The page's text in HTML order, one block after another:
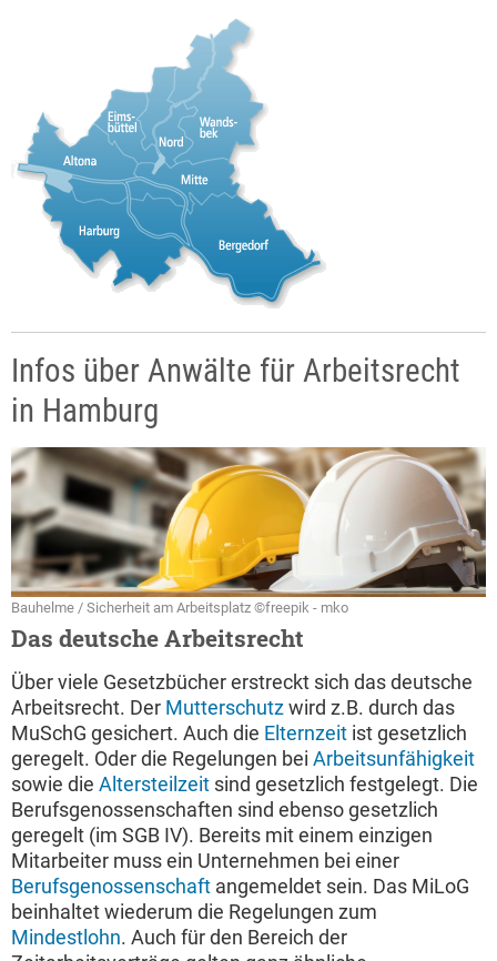
Infos über Anwälte für Arbeitsrecht
in Hamburg
Bauhelme / Sicherheit am Arbeitsplatz ©freepik - mko
Das deutsche Arbeitsrecht
Über viele Gesetzbücher erstreckt sich das deutsche
Arbeitsrecht. Der Mutterschutzwird z.B. durch das
MuSchG gesichert. Auch die Elternzeit ist gesetzlich
geregelt. Oder die Regelungen bei Arbeitsunfähigkeit
sowie die Altersteilzeit sind gesetzlich festgelegt. Die
Berufsgenossenschaften sind ebenso gesetzlich
geregelt (im SGB IV). Bereits mit einem einzigen
Mitarbeiter muss ein Unternehmen bei einer
Berufsgenossenschaft angemeldet sein. Das MiLoG
beinhaltet wiederum die Regelungen zum
Mindestlohn. Auch für den Bereich der